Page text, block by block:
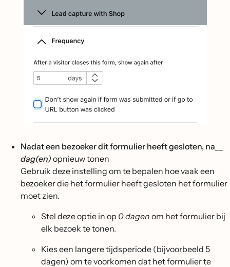
Nadat een bezoeker dit formulier heeft gesloten, na
dag(en) opnieuw tonen
Gebruik deze instelling om te bepalen hoe vaak een
bezoeker die het formulier heeft gesloten het formulier
moet zien.
Stel deze optie in op 0 dagen om het formulier bij
elk bezoek te tonen.
Kies een langere tijdsperiode (bijvoorbeeld 5
dagen) om te voorkomen dat het formulier te